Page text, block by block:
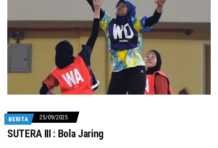
BERITA 25/09/2025
SUTERA III : Bola Jaring